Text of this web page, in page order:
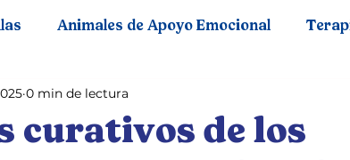
Animales de Apoyo Emocional
Perros de Servicio
curativos de los
0 min de lectura